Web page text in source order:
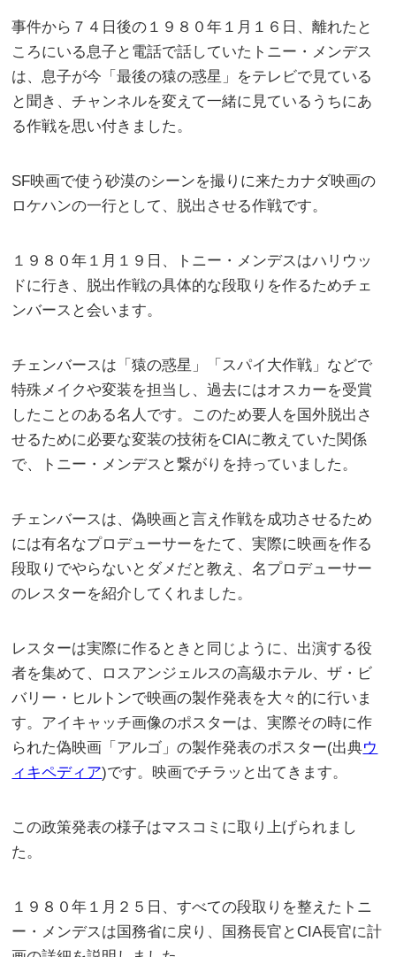
事件から７４日後の１９８０年１月１６日、離れたと
ころにいる息子と電話で話していたトニー・メンデス
は、息子が今「最後の猿の惑星」をテレビで見ている
と聞き、チャンネルを変えて一緒に見ているうちにあ
る作戦を思い付きました。
SF映画で使う砂漠のシーンを撮りに来たカナダ映画の
ロケハンの一行として、脱出させる作戦です。
１９８０年１月１９日、トニー・メンデスはハリウッ
ドに行き、脱出作戦の具体的な段取りを作るためチェ
ンバースと会います。
チェンバースは「猿の惑星」「スパイ大作戦」などで
特殊メイクや変装を担当し、過去にはオスカーを受賞
したことのある名人です。このため要人を国外脱出さ
せるために必要な変装の技術をCIAに教えていた関係
で、トニー・メンデスと繋がりを持っていました。
チェンバースは、偽映画と言え作戦を成功させるため
には有名なプロデューサーをたて、実際に映画を作る
段取りでやらないとダメだと教え、名プロデューサー
のレスターを紹介してくれました。
レスターは実際に作るときと同じように、出演する役
者を集めて、ロスアンジェルスの高級ホテル、ザ・ビ
バリー・ヒルトンで映画の製作発表を大々的に行いま
す。アイキャッチ画像のポスターは、実際その時に作
られた偽映画「アルゴ」の製作発表のポスター(出典ウ
ィキペディア)です。映画でチラッと出てきます。
この政策発表の様子はマスコミに取り上げられまし
た。
１９８０年１月２５日、すべての段取りを整えたトニ
ー・メンデスは国務省に戻り、国務長官とCIA長官に計